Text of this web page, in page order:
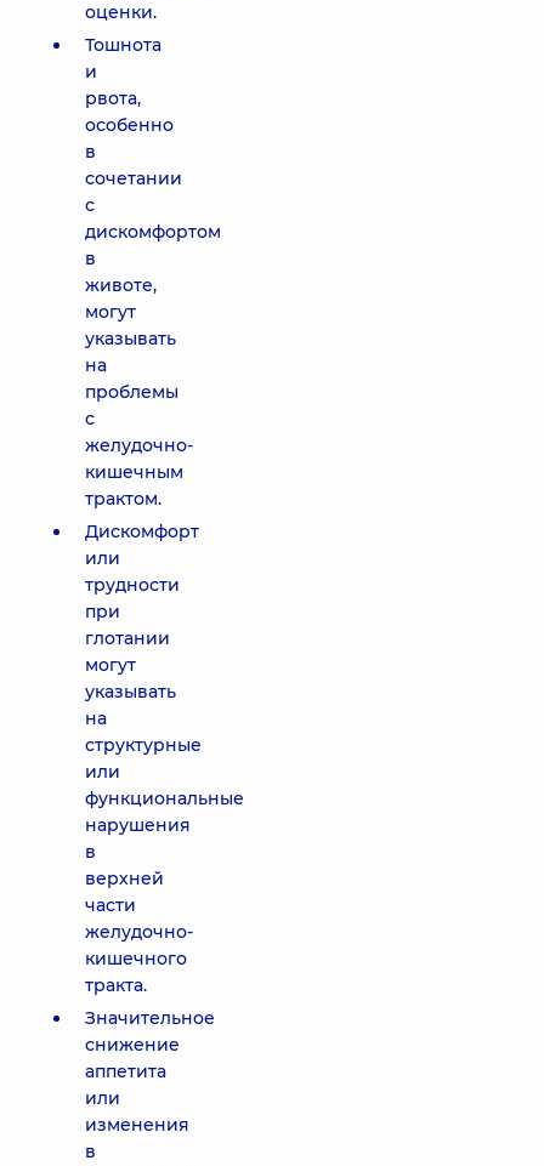
оценки.
Тошнота
и
рвота,
особенно
в
сочетании
с
дискомфортом
в
животе,
могут
указывать
на
проблемы
с
желудочно-
кишечным
трактом.
Дискомфорт
или
трудности
при
глотании
могут
указывать
на
структурные
или
функциональные
нарушения
в
верхней
части
желудочно-
кишечного
тракта.
Значительное
снижение
аппетита
или
изменения
в